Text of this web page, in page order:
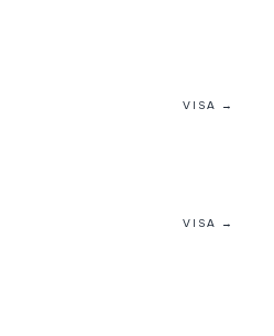
VISA →
VISA →